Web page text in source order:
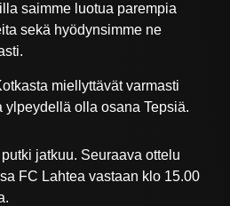
saimme luotua parempia
sekä hyödynsimme ne
miellyttävät varmasti
ylpeydellä olla osana Tepsiä.
jatkuu. Seuraava ottelu
FC Lahtea vastaan klo 15.00